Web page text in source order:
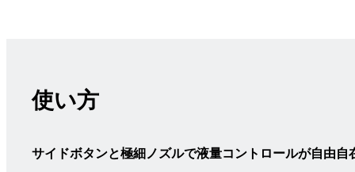
使い方
サイドボタンと極細ノズルで液量コントロールが自由自